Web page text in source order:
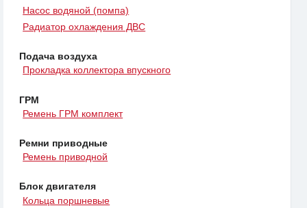
Насос водяной (помпа)
Радиатор охлаждения ДВС
Подача воздуха
Прокладка коллектора впускного
ГРМ
Ремень ГРМ комплект
Ремни приводные
Ремень приводной
Блок двигателя
Кольца поршневые